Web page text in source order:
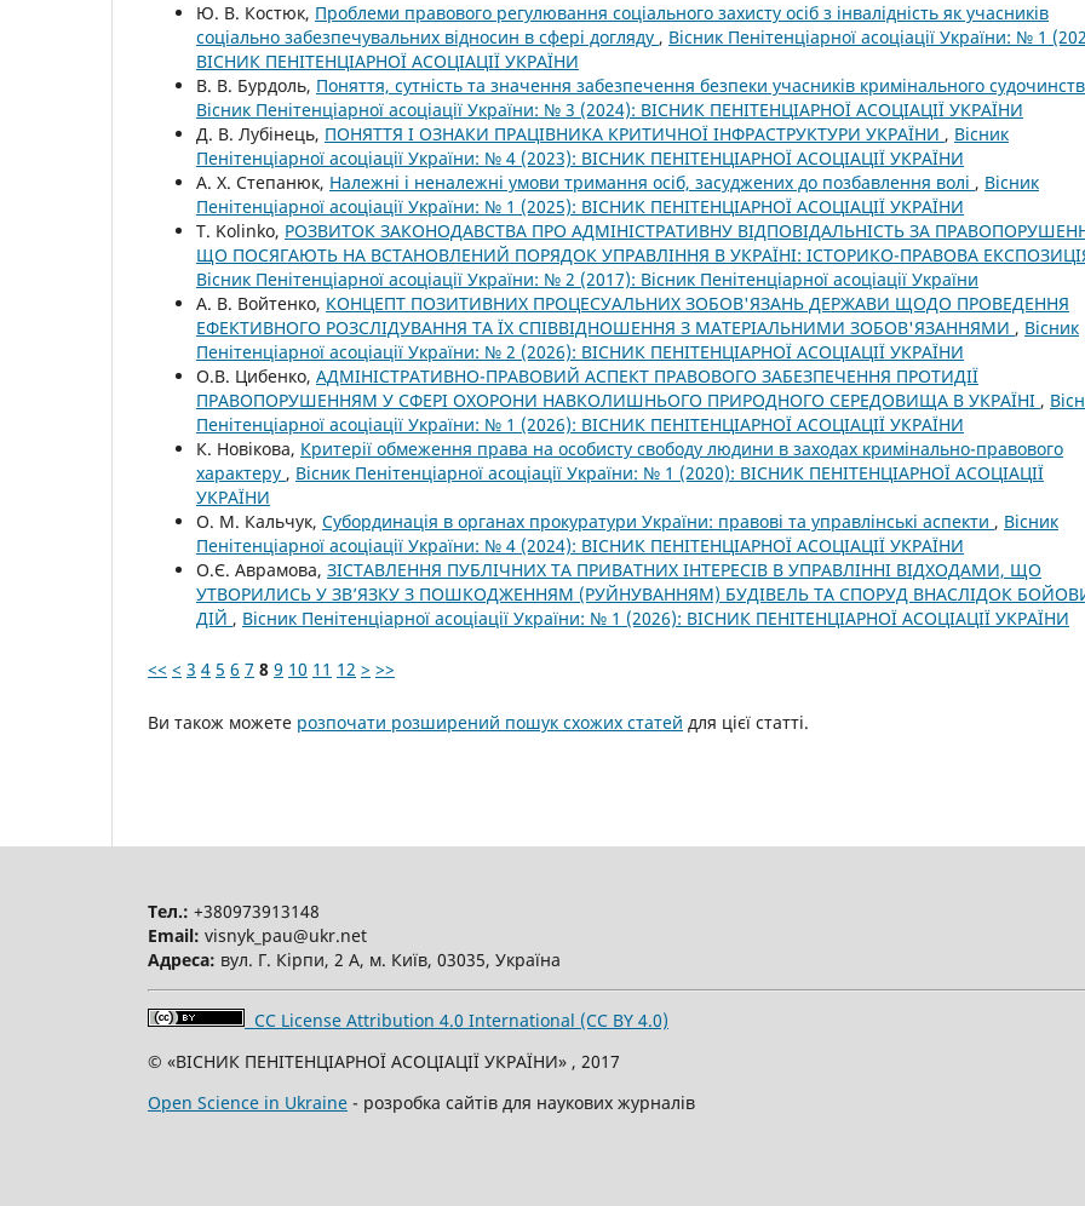
Ю. В. Костюк, Проблеми правового регулювання соціального захисту осіб з інвалідність як учасників
соціально забезпечувальних відносин в сфері догляду , Вісник Пенітенціарної асоціації України: № 1
ВІСНИК ПЕНІТЕНЦІАРНОЇ АСОЦІАЦІЇ УКРАЇНИ
В. В. Бурдоль, Поняття, сутність та значення забезпечення безпеки учасників кримінального
Вісник Пенітенціарної асоціації України: № 3 (2024): ВІСНИК ПЕНІТЕНЦІАРНОЇ АСОЦІАЦІЇ УКРАЇНИ
Д. В. Лубінець, ПОНЯТТЯ І ОЗНАКИ ПРАЦІВНИКА КРИТИЧНОЇ ІНФРАСТРУКТУРИ УКРАЇНИ , Вісник
Пенітенціарної асоціації України: № 4 (2023): ВІСНИК ПЕНІТЕНЦІАРНОЇ АСОЦІАЦІЇ УКРАЇНИ
А. Х. Степанюк, Належні і неналежні умови тримання осіб, засуджених до позбавлення волі , Вісник
Пенітенціарної асоціації України: № 1 (2025): ВІСНИК ПЕНІТЕНЦІАРНОЇ АСОЦІАЦІЇ УКРАЇНИ
T. Kolinko, РОЗВИТОК ЗАКОНОДАВСТВА ПРО АДМІНІСТРАТИВНУ ВІДПОВІДАЛЬНІСТЬ ЗА
ЩО ПОСЯГАЮТЬ НА ВСТАНОВЛЕНИЙ ПОРЯДОК УПРАВЛІННЯ В УКРАЇНІ: ІСТОРИКО-ПРАВОВА
Вісник Пенітенціарної асоціації України: № 2 (2017): Вісник Пенітенціарної асоціації України
А. В. Войтенко, КОНЦЕПТ ПОЗИТИВНИХ ПРОЦЕСУАЛЬНИХ ЗОБОВ'ЯЗАНЬ ДЕРЖАВИ ЩОДО ПРОВЕДЕННЯ
ЕФЕКТИВНОГО РОЗСЛІДУВАННЯ ТА ЇХ СПІВВІДНОШЕННЯ З МАТЕРІАЛЬНИМИ ЗОБОВ'ЯЗАННЯМИ , Вісник
Пенітенціарної асоціації України: № 2 (2026): ВІСНИК ПЕНІТЕНЦІАРНОЇ АСОЦІАЦІЇ УКРАЇНИ
О.В. Цибенко, АДМІНІСТРАТИВНО-ПРАВОВИЙ АСПЕКТ ПРАВОВОГО ЗАБЕЗПЕЧЕННЯ ПРОТИДІЇ
ПРАВОПОРУШЕННЯМ У СФЕРІ ОХОРОНИ НАВКОЛИШНЬОГО ПРИРОДНОГО СЕРЕДОВИЩА В УКРАЇНІ ,
Пенітенціарної асоціації України: № 1 (2026): ВІСНИК ПЕНІТЕНЦІАРНОЇ АСОЦІАЦІЇ УКРАЇНИ
К. Новікова, Критерії обмеження права на особисту свободу людини в заходах кримінально-правового
характеру , Вісник Пенітенціарної асоціації України: № 1 (2020): ВІСНИК ПЕНІТЕНЦІАРНОЇ АСОЦІАЦІЇ
УКРАЇНИ
О. М. Кальчук, Субординація в органах прокуратури України: правові та управлінські аспекти , Вісник
Пенітенціарної асоціації України: № 4 (2024): ВІСНИК ПЕНІТЕНЦІАРНОЇ АСОЦІАЦІЇ УКРАЇНИ
О.Є. Аврамова, ЗІСТАВЛЕННЯ ПУБЛІЧНИХ ТА ПРИВАТНИХ ІНТЕРЕСІВ В УПРАВЛІННІ ВІДХОДАМИ, ЩО
УТВОРИЛИСЬ У ЗВ’ЯЗКУ З ПОШКОДЖЕННЯМ (РУЙНУВАННЯМ) БУДІВЕЛЬ ТА СПОРУД ВНАСЛІДОК
ДІЙ , Вісник Пенітенціарної асоціації України: № 1 (2026): ВІСНИК ПЕНІТЕНЦІАРНОЇ АСОЦІАЦІЇ УКРАЇНИ
<< < 3 4 5 6 7 8 9 10 11 12 > >>
Ви також можете розпочати розширений пошук схожих статей для цієї статті.
Тел.: +380973913148
Email: visnyk_pau@ukr.net
Адреса: вул. Г. Кірпи, 2 А, м. Київ, 03035, Україна
CC License Attribution 4.0 International (CC BY 4.0)
© «ВІСНИК ПЕНІТЕНЦІАРНОЇ АСОЦІАЦІЇ УКРАЇНИ» , 2017
Open Science in Ukraine - розробка сайтів для наукових журналів